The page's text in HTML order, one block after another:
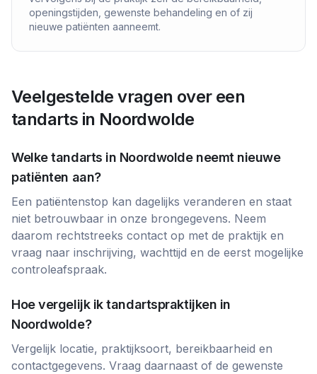
openingstijden, gewenste behandeling en of zij
nieuwe patiënten aanneemt.
Veelgestelde vragen over een
tandarts in Noordwolde
Welke tandarts in Noordwoldeneemt nieuwe
patiënten aan?
Een patiëntenstop kan dagelijks veranderen en staat
niet betrouwbaar in onze brongegevens. Neem
daarom rechtstreeks contact op met de praktijk en
vraag naar inschrijving, wachttijd en de eerst mogelijke
controleafspraak.
Hoe vergelijk ik tandartspraktijken in
Noordwolde?
Vergelijk locatie, praktijksoort, bereikbaarheid en
contactgegevens. Vraag daarnaast of de gewenste